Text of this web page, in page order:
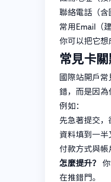
聯絡電話（含
常用Email（
你可以把它想
常見卡
國際站開戶
錯，而是因為
例如：
先急著提交，
資料填到一半
付款方式與帳
怎麼提升？
在推錯門。